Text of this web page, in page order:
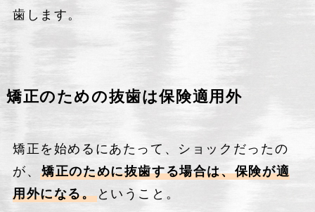
歯します。
矯正のための抜歯は保険適用外
矯正を始めるにあたって、ショックだったの
が、矯正のために抜歯する場合は、保険が適
用外になる。ということ。